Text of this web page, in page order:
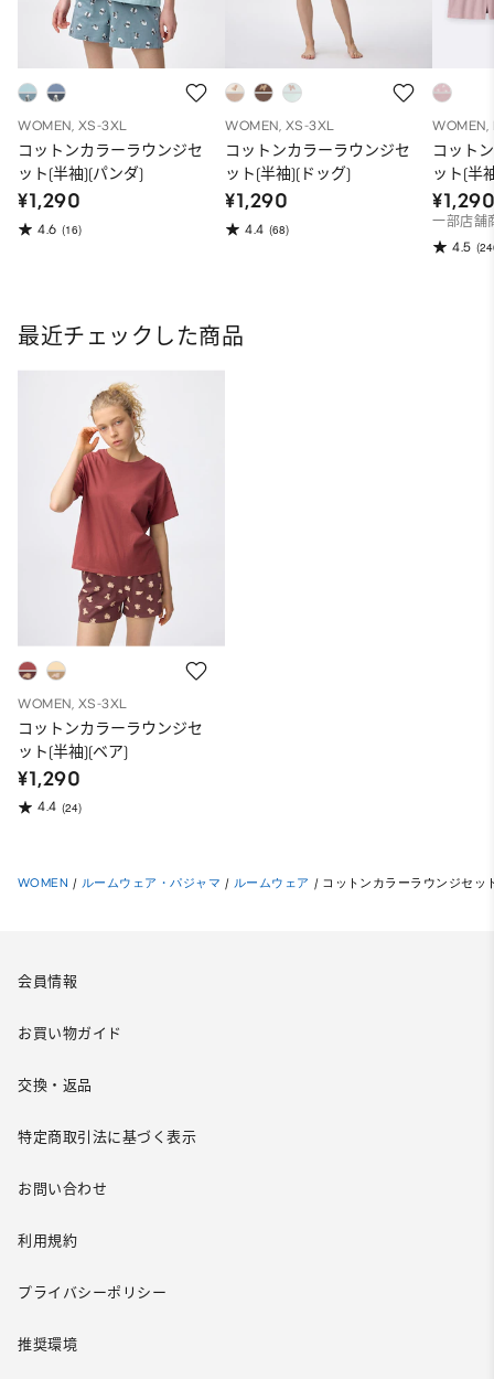
WOMEN, XS-3XL
コットンカラーラウンジセ
ット(半袖)(パンダ)
¥1,290
4.6 (16)
WOMEN, XS-3XL
コットンカラーラウンジセ
ット(半袖)(ドッグ)
¥1,290
4.4 (68)
WOMEN,
コット
ット(半
一部店舗
4.5
最近チェックした商品
WOMEN, XS-3XL
コットンカラーラウンジセ
ット(半袖)(ベア)
¥1,290
4.4 (24)
WOMEN / ルームウェア・パジャマ / ルームウェア / コットンカラーラウンジセッ
会員情報
お買い物ガイド
交換・返品
特定商取引法に基づく表示
お問い合わせ
利用規約
プライバシーポリシー
推奨環境